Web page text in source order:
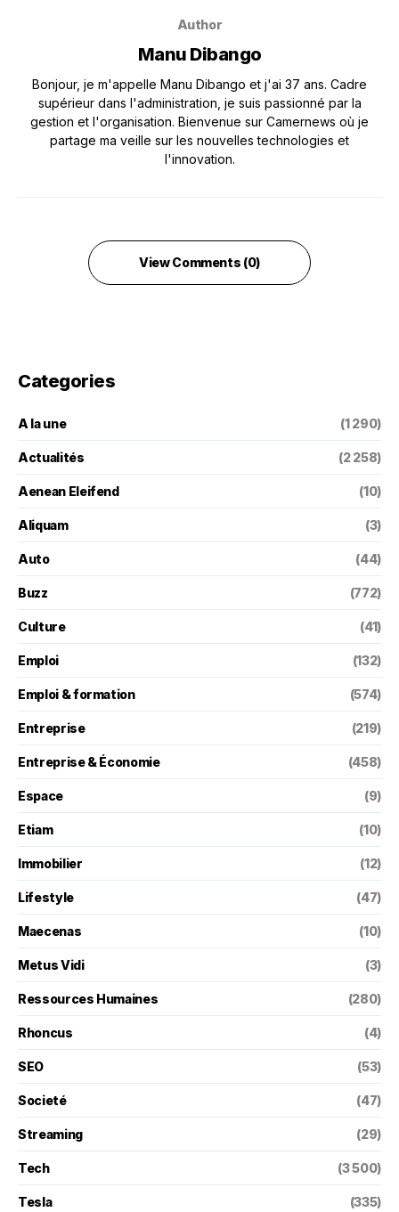
Author
Manu Dibango
Bonjour, je m'appelle Manu Dibango et j'ai 37 ans. Cadre
supérieur dans l'administration, je suis passionné par la
gestion et l'organisation. Bienvenue sur Camernews où je
partage ma veille sur les nouvelles technologies et
l'innovation.
View Comments (0)
Categories
A la une (1 290)
Actualités (2 258)
Aenean Eleifend (10)
Aliquam (3)
Auto (44)
Buzz (772)
Culture (41)
Emploi (132)
Emploi & formation (574)
Entreprise (219)
Entreprise & Économie (458)
Espace (9)
Etiam (10)
Immobilier (12)
Lifestyle (47)
Maecenas (10)
Metus Vidi (3)
Ressources Humaines (280)
Rhoncus (4)
SEO (53)
Societé (47)
Streaming (29)
Tech (3 500)
Tesla (335)